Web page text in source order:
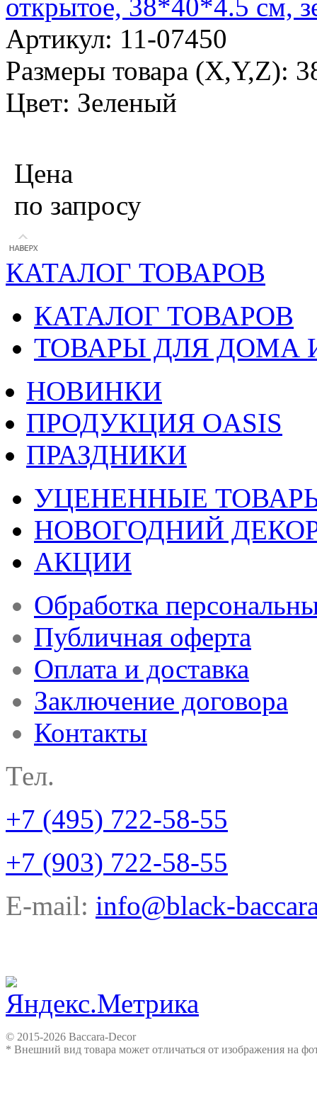
открытое, 38*40*4.5 см,
Артикул: 11-07450
Размеры товара (X,Y,Z):
Цвет: Зеленый
Цена
по запросу
КАТАЛОГ ТОВАРОВ
КАТАЛОГ ТОВАРОВ
ТОВАРЫ ДЛЯ ДОМА
НОВИНКИ
ПРОДУКЦИЯ OASIS
ПРАЗДНИКИ
УЦЕНЕННЫЕ
НОВОГОДНИЙ
АКЦИИ
Обработка
Публичная оферта
Оплата и доставка
Заключение договора
Контакты
Тел.
+7 (495) 722-58-55
+7 (903) 722-58-55
E-mail: info@black-
© 2015-2026 Baccara-Decor
* Внешний вид товара может отличаться от изображения на